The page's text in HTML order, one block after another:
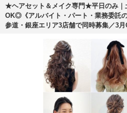
★ヘアセット＆メイク専門★平日のみ｜
OK◎《アルバイト・パート・業務委託
参道・銀座エリア3店舗で同時募集／3